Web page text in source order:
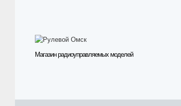
Магазин радиоуправляемых моделей